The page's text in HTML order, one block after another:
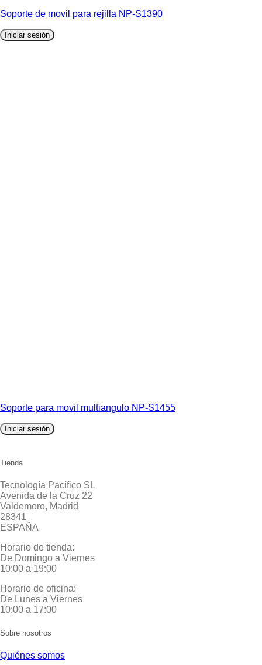
Soporte de movil para rejilla NP-S1390
Iniciar sesión
Soporte para movil multiangulo NP-S1455
Iniciar sesión
Tienda
Tecnología Pacífico SL
Avenida de la Cruz 22
Valdemoro, Madrid
28341
ESPAÑA
Horario de tienda:
De Domingo a Viernes
10:00 a 19:00
Horario de oficina:
De Lunes a Viernes
10:00 a 17:00
Sobre nosotros
Quiénes somos